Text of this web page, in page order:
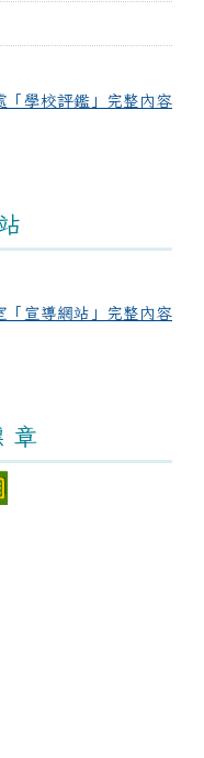
「學校評鑑」完整內容
「宣導網站」完整內容
章